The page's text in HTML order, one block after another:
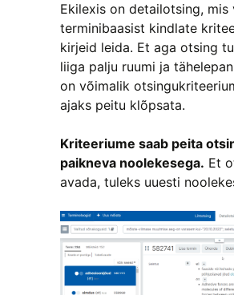
Ekilexis on detailotsing, mis
terminibaasist kindlate
kirjeid leida. Et aga otsing
liiga palju ruumi ja
on võimalik
ajaks peitu klõpsata.
Kriteeriume saab peita
paikneva noolekesega. Et
avada, tuleks uuesti